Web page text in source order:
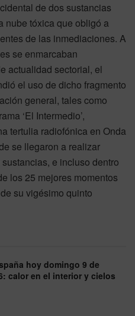
de dos sustancias
nube tóxica que obligó a
de las inmediaciones. A
se enmarcaban
actualidad sectorial, el
el uso de dicho fragmento
general, tales como
‘El Intermedio’,
tertulia radiofónica en Onda
se llegaron a realizar
e incluso dentro
los 25 mejores momentos
su vigésimo quinto
hoy domingo 9 de
calor en el interior y cielos